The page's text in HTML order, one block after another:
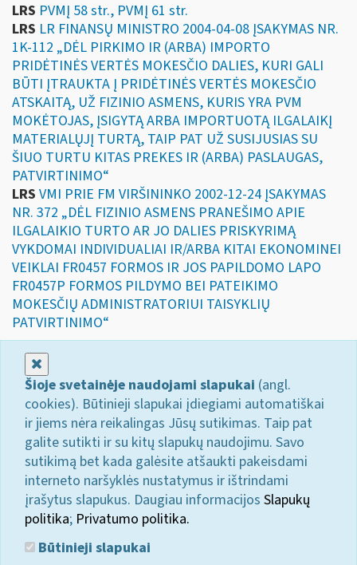
LRS PVMĮ 58 str., PVMĮ 61 str.
LRS LR FINANSŲ MINISTRO 2004-04-08 ĮSAKYMAS NR.
1K-112 „DĖL PIRKIMO IR (ARBA) IMPORTO
PRIDĖTINĖS VERTĖS MOKESČIO DALIES, KURI GALI
BŪTI ĮTRAUKTA Į PRIDĖTINĖS VERTĖS MOKESČIO
ATSKAITĄ, UŽ FIZINIO ASMENS, KURIS YRA PVM
MOKĖTOJAS, ĮSIGYTĄ ARBA IMPORTUOTĄ ILGALAIKĮ
MATERIALŲJĮ TURTĄ, TAIP PAT UŽ SUSIJUSIAS SU
ŠIUO TURTU KITAS PREKES IR (ARBA) PASLAUGAS,
PATVIRTINIMO“
LRS VMI PRIE FM VIRŠININKO 2002-12-24 ĮSAKYMAS
NR. 372 „DĖL FIZINIO ASMENS PRANEŠIMO APIE
ILGALAIKIO TURTO AR JO DALIES PRISKYRIMĄ
VYKDOMAI INDIVIDUALIAI IR/ARBA KITAI EKONOMINEI
VEIKLAI FR0457 FORMOS IR JOS PAPILDOMO LAPO
FR0457P FORMOS PILDYMO BEI PATEIKIMO
MOKESČIŲ ADMINISTRATORIUI TAISYKLIŲ
PATVIRTINIMO“
Šioje svetainėje naudojami slapukai (angl.
cookies). Būtinieji slapukai įdiegiami automatiškai
ir jiems nėra reikalingas Jūsų sutikimas. Taip pat
galite sutikti ir su kitų slapukų naudojimu. Savo
sutikimą bet kada galėsite atšaukti pakeisdami
interneto naršyklės nustatymus ir ištrindami
įrašytus slapukus. Daugiau informacijos Slapukų
politika; Privatumo politika.
Būtinieji slapukai